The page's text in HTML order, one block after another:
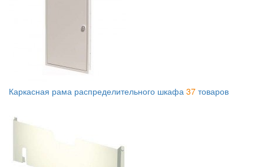
Каркасная рама распределительного шкафа 37 товаров